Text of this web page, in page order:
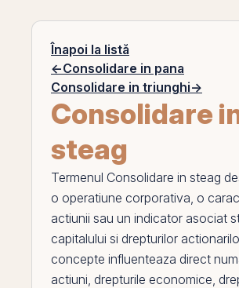
Înapoi la listă
←Consolidare in pana
Consolidare in triunghi→
Consolidare
steag
Termenul Consolidare in steag
o operatiune corporativa, o
actiunii sau un indicator asociat
capitalului si drepturilor
concepte influenteaza direct
actiuni, drepturile economice,